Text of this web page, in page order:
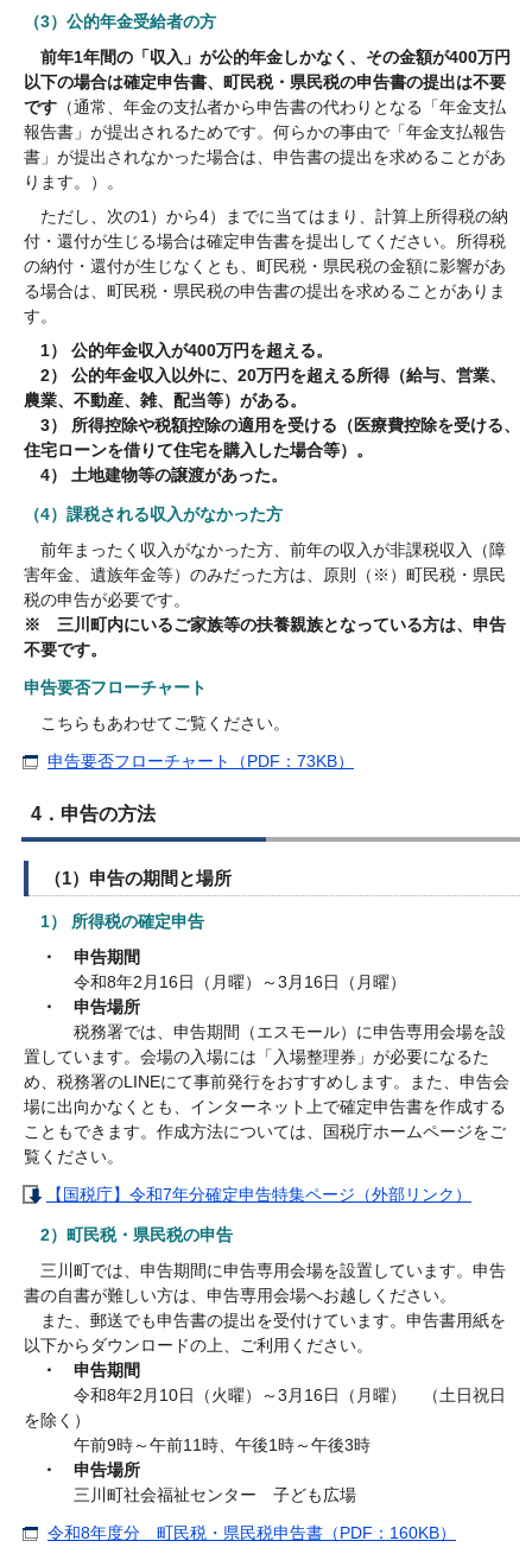
（3）公的年金受給者の方
前年1年間の「収入」が公的年金しかなく、その金額が400万円
以下の場合は確定申告書、町民税・県民税の申告書の提出は不要
です （通常、年金の支払者から申告書の代わりとなる「年金支払
報告書」が提出されるためです。何らかの事由で「年金支払報告
書」が提出されなかった場合は、申告書の提出を求めることがあ
ります。）。
ただし、次の1）から4）までに当てはまり、計算上所得税の納
付・還付が生じる場合は確定申告書を提出してください。所得税
の納付・還付が生じなくとも、町民税・県民税の金額に影響があ
る場合は、町民税・県民税の申告書の提出を求めることがありま
す。
1） 公的年金収入が400万円を超える。
2） 公的年金収入以外に、20万円を超える所得（給与、営業、
農業、不動産、雑、配当等）がある。
3） 所得控除や税額控除の適用を受ける（医療費控除を受ける、
住宅ローンを借りて住宅を購入した場合等）。
4） 土地建物等の譲渡があった。
（4）課税される収入がなかった方
前年まったく収入がなかった方、前年の収入が非課税収入（障
害年金、遺族年金等）のみだった方は、原則（※）町民税・県民
税の申告が必要です。
※ 三川町内にいるご家族等の扶養親族となっている方は、申告
不要です。
申告要否フローチャート
こちらもあわせてご覧ください。
申告要否フローチャート（PDF：73KB）
4．申告の方法
（1）申告の期間と場所
1） 所得税の確定申告
・ 申告期間
令和8年2月16日（月曜）～3月16日（月曜）
・ 申告場所
税務署では、申告期間（エスモール）に申告専用会場を設
置しています。会場の入場には「入場整理券」が必要になるた
め、税務署のLINEにて事前発行をおすすめします。また、申告会
場に出向かなくとも、インターネット上で確定申告書を作成する
こともできます。作成方法については、国税庁ホームページをご
覧ください。
【国税庁】令和7年分確定申告特集ページ（外部リンク）
2）町民税・県民税の申告
三川町では、申告期間に申告専用会場を設置しています。申告
書の自書が難しい方は、申告専用会場へお越しください。
また、郵送でも申告書の提出を受付けています。申告書用紙を
以下からダウンロードの上、ご利用ください。
・ 申告期間
令和8年2月10日（火曜）～3月16日（月曜） （土日祝日
を除く）
午前9時～午前11時、午後1時～午後3時
・ 申告場所
三川町社会福祉センター 子ども広場
令和8年度分 町民税・県民税申告書（PDF：160KB）